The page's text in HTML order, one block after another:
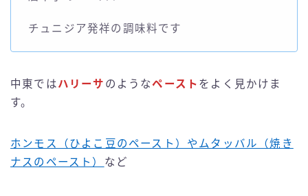
チュニジア発祥の調味料です
中東ではハリーサ のようなペースト をよく見かけま
す。
ホンモス（ひよこ豆のペースト）やムタッバル（焼き
ナスのペースト） など